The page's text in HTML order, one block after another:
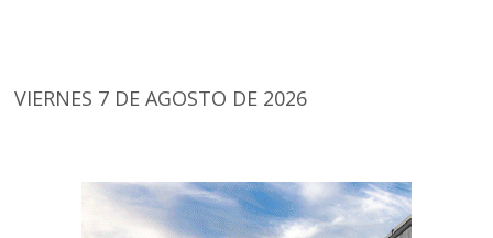
VIERNES 7 DE AGOSTO DE 2026